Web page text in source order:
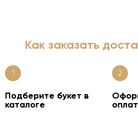
Как заказать
1
Подберите букет в
каталоге
2